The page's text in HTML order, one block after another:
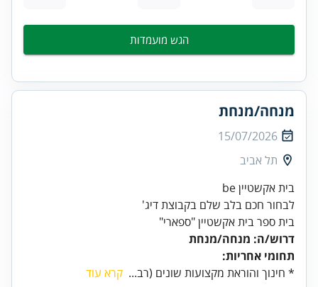
הגש מועמדות
מנחה/מנחת
15/07/2026
תל אביב
לבחור חכם בלב שלם בקבוצת דיג'
בית ספר בית אקשטיין "ספארי"
דרוש/ה: מנחה/מנחת
תחומי אחריות:
* חינוך והוראת מקצועות שונים (רב... קרא עוד